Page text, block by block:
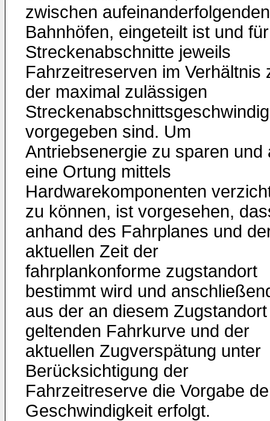
zwischen aufeinanderfolgenden
Bahnhöfen, eingeteilt ist und
Streckenabschnitte jeweils
Fahrzeitreserven im Verhältnis
der maximal zulässigen
vorgegeben sind. Um
Antriebsenergie zu sparen und
eine Ortung mittels
Hardwarekomponenten
zu können, ist vorgesehen,
anhand des Fahrplanes und
aktuellen Zeit der
fahrplankonforme zugstandort
bestimmt wird und
aus der an diesem Zugstandort
geltenden Fahrkurve und der
aktuellen Zugverspätung unter
Berücksichtigung der
Fahrzeitreserve die Vorgabe
Geschwindigkeit erfolgt.